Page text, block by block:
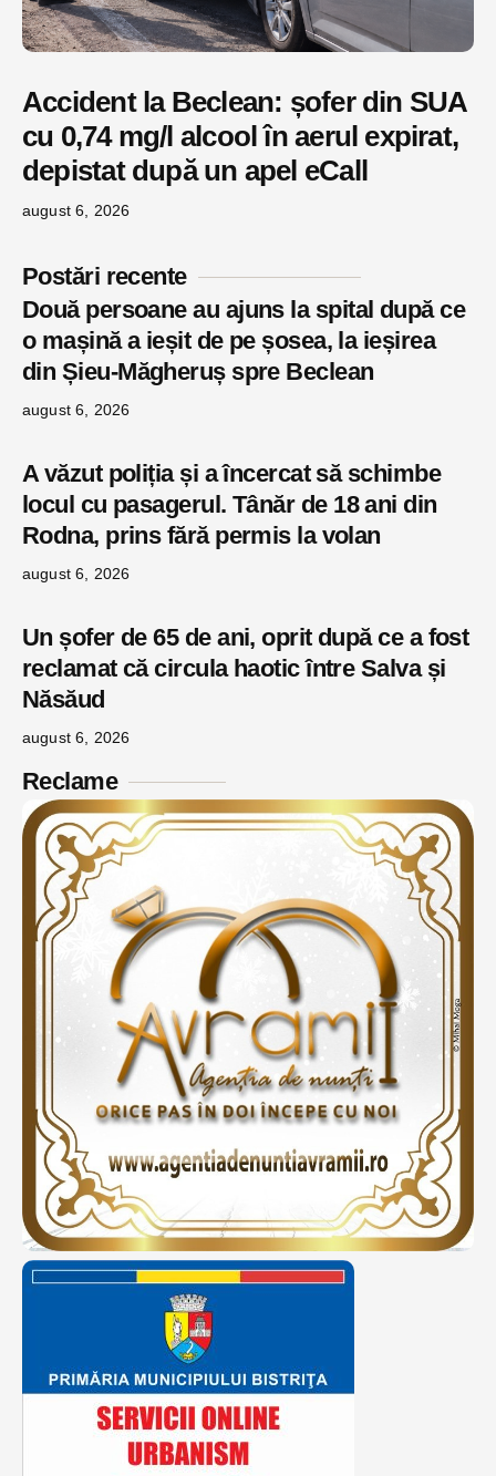
Accident la Beclean: șofer din SUA
cu 0,74 mg/l alcool în aerul expirat,
depistat după un apel eCall
august 6, 2026
Postări recente
Două persoane au ajuns la spital după ce
o mașină a ieșit de pe șosea, la ieșirea
din Șieu-Măgheruș spre Beclean
august 6, 2026
A văzut poliția și a încercat să schimbe
locul cu pasagerul. Tânăr de 18 ani din
Rodna, prins fără permis la volan
august 6, 2026
Un șofer de 65 de ani, oprit după ce a fost
reclamat că circula haotic între Salva și
Năsăud
august 6, 2026
Reclame